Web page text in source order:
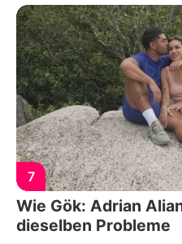
7
Wie Gök: Adrian
dieselben Probleme